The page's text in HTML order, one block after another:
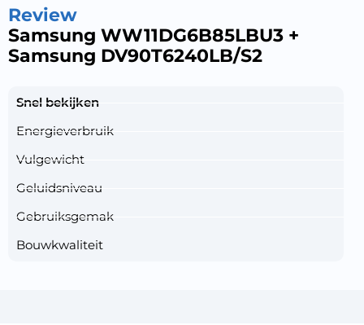
Review
Samsung WW11DG6B85LBU3 +
Samsung DV90T6240LB/S2
Snel bekijken
Energieverbruik
Vulgewicht
Geluidsniveau
Gebruiksgemak
Bouwkwaliteit